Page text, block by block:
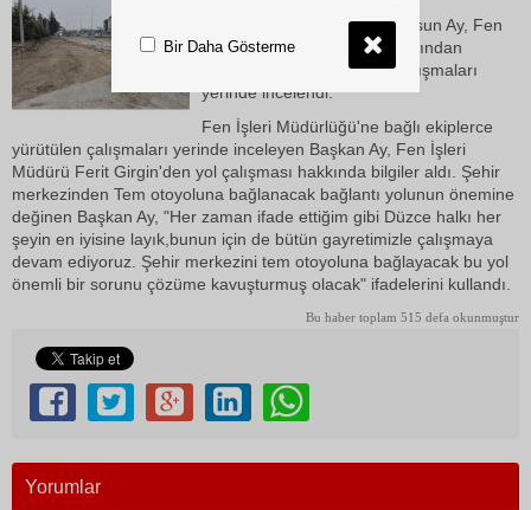
Düzce Belediye Başkanı Dursun Ay, Fen
İşleri Müdürlüğü ekipleri tarafından
gerçekleştirilen yol yapım çalışmaları
yerinde incelendi.
Fen İşleri Müdürlüğü'ne bağlı ekiplerce
yürütülen çalışmaları yerinde inceleyen Başkan Ay, Fen İşleri
Müdürü Ferit Girgin'den yol çalışması hakkında bilgiler aldı. Şehir
merkezinden Tem otoyoluna bağlanacak bağlantı yolunun önemine
değinen Başkan Ay, "Her zaman ifade ettiğim gibi Düzce halkı her
şeyin en iyisine layık,bunun için de bütün gayretimizle çalışmaya
devam ediyoruz. Şehir merkezini tem otoyoluna bağlayacak bu yol
önemli bir sorunu çözüme kavuşturmuş olacak" ifadelerini kullandı.
Bu haber toplam 515 defa okunmuştur
Yorumlar
Bir Daha Gösterme